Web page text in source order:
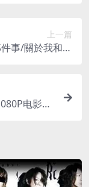
上一篇
事/關於我和鬼
电影视